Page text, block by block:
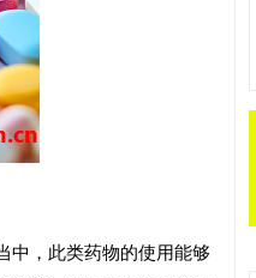
中，此类药物的使用能够